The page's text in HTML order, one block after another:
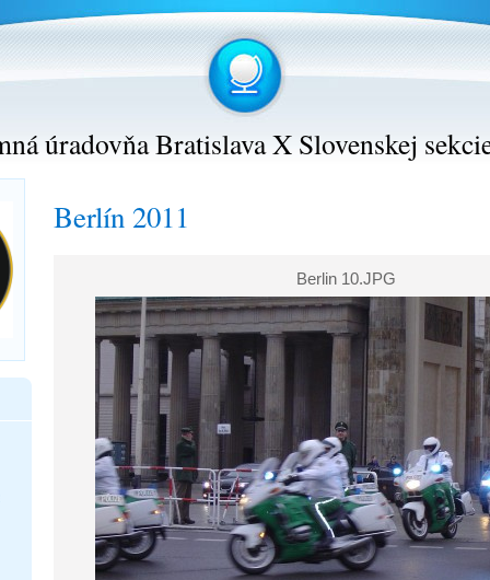
úradovňa Bratislava X Slovenskej
Berlín 2011
Berlin 10.JPG